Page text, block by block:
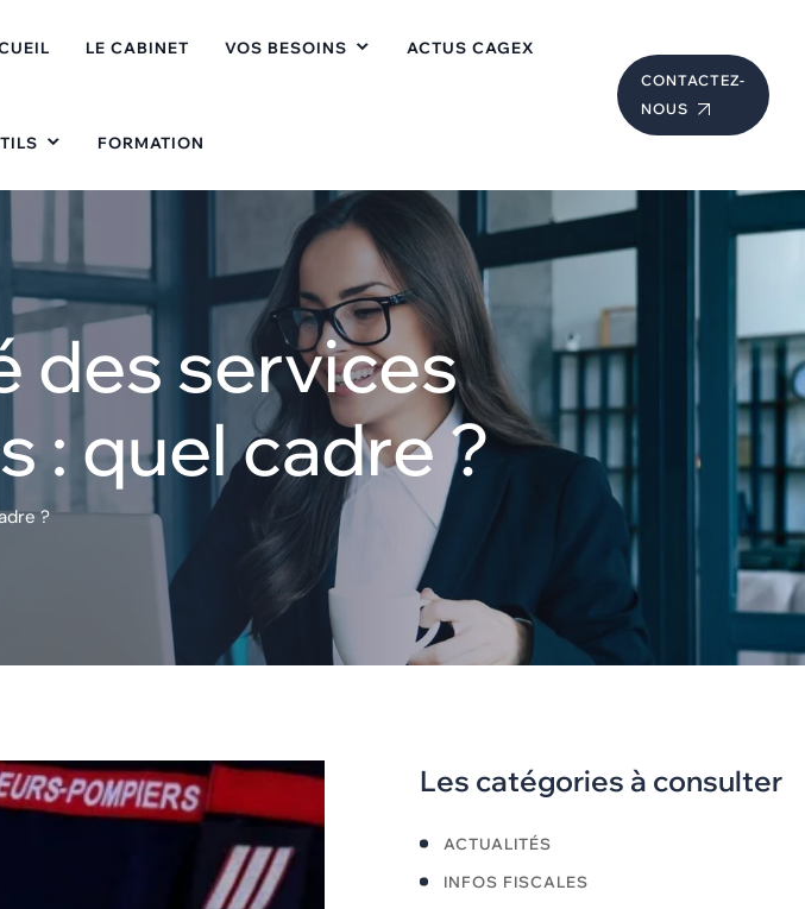
LE CABINET VOS BESOINS ACTUS CAGEX
FORMATION
CONTACTEZ-
NOUS
des services
: quel cadre ?
?
Les catégories à consulter
ACTUALITÉS
INFOS FISCALES